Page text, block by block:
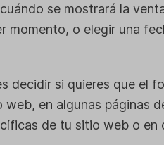
se mostrará la
momento, o elegir una
decidir si quieres que el
en algunas páginas
de tu sitio web o en